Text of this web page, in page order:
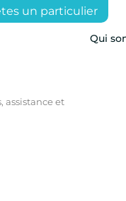
un particulier
Qui
assistance et